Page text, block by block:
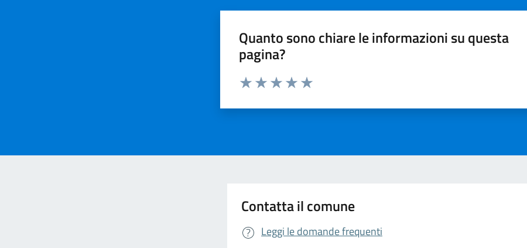
Quanto sono chiare le informazioni su questa
pagina?
Valuta da 1 a 5 stelle la pagina
Contatta il comune
Leggi le domande frequenti